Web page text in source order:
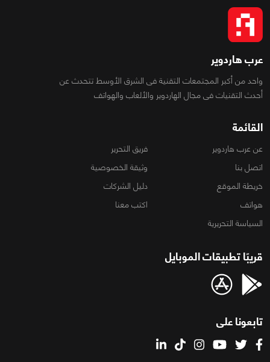
عرب هاردوير
واحد من أكبر المجتمعات التقنية فى الشرق الأوسط تتحدث عن
أحدث التقنيات فى مجال الهاردوير والألعاب والهواتف
القائمة
عن عرب هاردوير
فريق التحرير
اتصل بنا
وثيقة الخصوصية
خريطة الموقع
دليل الشركات
هواتف
اكتب معنا
السياسة التحريرية
قريبًا تطبيقات الموبايل
تابعونا على